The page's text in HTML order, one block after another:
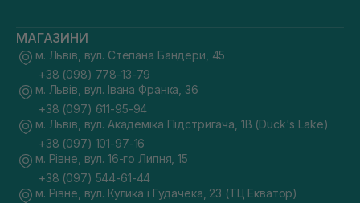
МАГАЗИНИ
м. Львів, вул. Степана Бандери, 45
+38 (098) 778-13-79
м. Львів, вул. Івана Франка, 36
+38 (097) 611-95-94
м. Львів, вул. Академіка Підстригача, 1В (Duck's Lake)
+38 (097) 101-97-16
м. Рівне, вул. 16-го Липня, 15
+38 (097) 544-61-44
м. Рівне, вул. Кулика і Гудачека, 23 (ТЦ Екватор)